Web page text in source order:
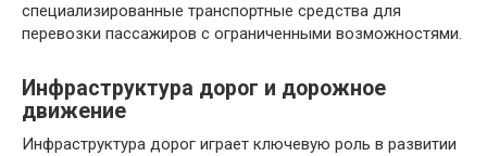
специализированные транспортные средства для
перевозки пассажиров с ограниченными возможностями.
Инфраструктура дорог и дорожное
движение
Инфраструктура дорог играет ключевую роль в развитии